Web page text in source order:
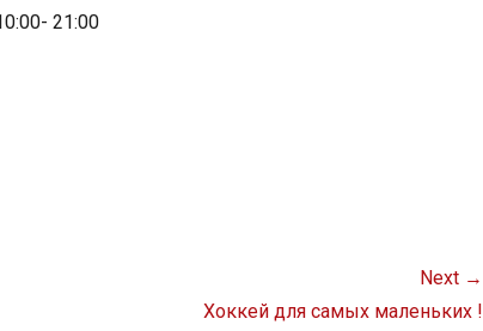
21:00
Next →
Хоккей для самых маленьких !